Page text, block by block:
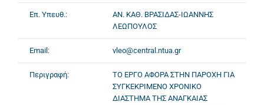
Επ. Υπευθ.:
ΑΝ. ΚΑΘ. ΒΡΑΣΙΔΑΣ-ΙΩΑΝΝΗΣ
ΛΕΩΠΟΥΛΟΣ
Email: vleo@central.ntua.gr
Περιγραφή:
ΤΟ ΕΡΓΟ ΑΦΟΡΑ ΣΤΗΝ ΠΑΡΟΧΗ ΓΙΑ
ΣΥΓΚΕΚΡΙΜΕΝΟ ΧΡΟΝΙΚΟ
ΔΙΑΣΤΗΜΑ ΤΗΣ ΑΝΑΓΚΑΙΑΣ